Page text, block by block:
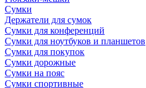
Сумки
Держатели для сумок
Сумки для конференций
Сумки для ноутбуков и планшетов
Сумки для покупок
Сумки дорожные
Сумки на пояс
Сумки спортивные